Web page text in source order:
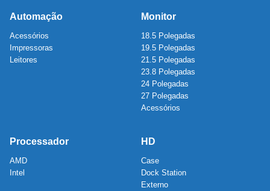
Automação
Acessórios
Impressoras
Leitores
Monitor
18.5 Polegadas
19.5 Polegadas
21.5 Polegadas
23.8 Polegadas
24 Polegadas
27 Polegadas
Acessórios
Processador
AMD
Intel
HD
Case
Dock Station
Externo